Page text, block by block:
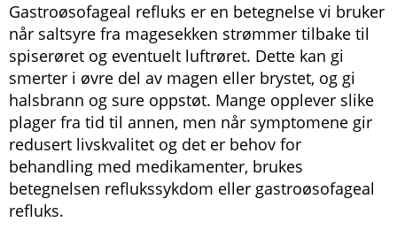
Gastroøsofageal refluks er en betegnelse vi bruker
når saltsyre fra magesekken strømmer tilbake til
spiserøret og eventuelt luftrøret. Dette kan gi
smerter i øvre del av magen eller brystet, og gi
halsbrann og sure oppstøt. Mange opplever slike
plager fra tid til annen, men når symptomene gir
redusert livskvalitet og det er behov for
behandling med medikamenter, brukes
betegnelsen reflukssykdom eller gastroøsofageal
refluks.